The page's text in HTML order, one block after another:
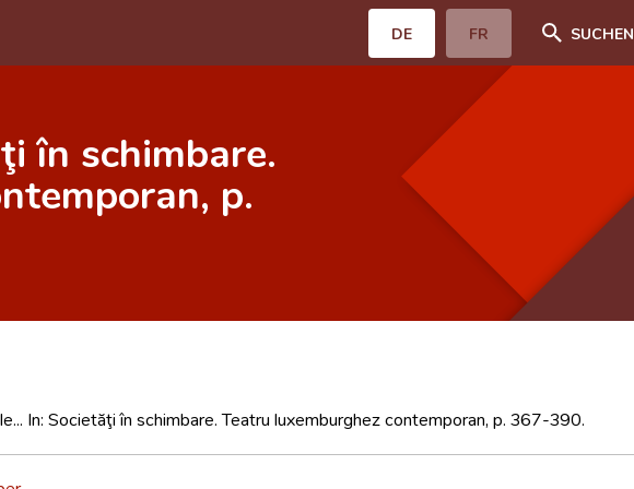
DE FR SUCHEN
în schimbare.
p.
In: Societăţi în schimbare. Teatru luxemburghez contemporan, p. 367-390.